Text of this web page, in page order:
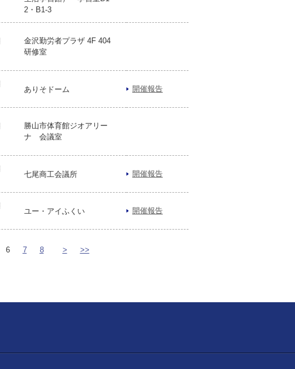
2・B1-3
金沢勤労者プラザ 4F 404
研修室
ありそドーム 開催報告
勝山市体育館ジオアリー
ナ 会議室
七尾商工会議所 開催報告
ユー・アイふくい 開催報告
6 7 8 > >>